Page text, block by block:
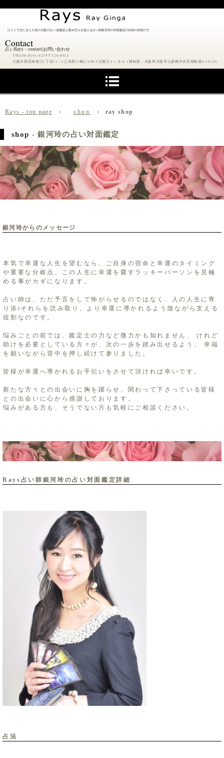
口コミで当たると人気の大阪の占い/総鑑定人数40万人を超える占い師銀河玲の対面鑑定の内容の詳細です
占いRays・contact|お問い合わせ
TTEL06-6541-0279〒550-0015
大阪市西区南堀江1丁目11－1三共四ツ橋ビルB1F元堀江トンネル（移転前：大阪府大阪市心斎橋中央区南船場4-10-20）
Rays - top page › shop › ray shop
shop - 銀河玲の占い対面鑑定
銀河玲からのメッセージ
本気で幸運な人生を望むなら、ご自身の宿命と幸運のタイミング
や重要な分岐点、この人生に幸運を齎すラッキーパーソンを見極
める事がカギになります。
占い師は、ただ予言をして怖がらせるのではなく、人の人生に寄
り添iそれらを読み取り、より幸運に導かれるよう陰ながら支える
役割なのです。
悩みごとの前では、鑑定士の力など微力かも知れません、 けれど
助けを必要としている方々が、次の一歩を踏み出せるよう、 幸福
を願いながら背中を押し続けて参りました。
皆様が幸運へ導かれるお手伝いをさせて頂ければ幸いです。
新たな方々との出会いに胸を躍らせ、関わって下さっている皆様
との出会いに心から感謝しております。
悩みがある方も、そうでない方も気軽にご相談ください。
Rays占い師銀河玲の占い対面鑑定詳細
占法